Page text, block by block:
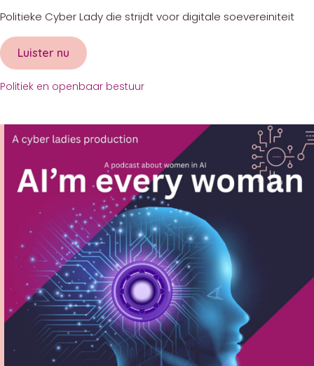
Politieke Cyber Lady die strijdt voor digitale soevereiniteit
Luister nu about Elisabeth IJmker
Politiek en openbaar bestuur